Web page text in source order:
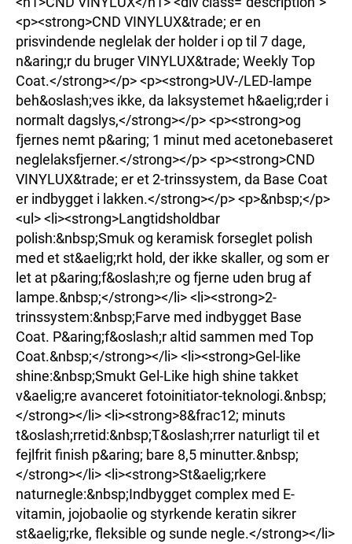
<p><strong>CND VINYLUX&trade; er en
prisvindende neglelak der holder i op til 7 dage,
n&aring;r du bruger VINYLUX&trade; Weekly Top
Coat.</strong></p> <p><strong>UV-/LED-lampe
beh&oslash;ves ikke, da laksystemet h&aelig;rder i
normalt dagslys,</strong></p> <p><strong>og
fjernes nemt p&aring; 1 minut med acetonebaseret
neglelaksfjerner.</strong></p> <p><strong>CND
VINYLUX&trade; er et 2-trinssystem, da Base Coat
er indbygget i lakken.</strong></p> <p>&nbsp;</p>
<ul> <li><strong>Langtidsholdbar
polish:&nbsp;Smuk og keramisk forseglet polish
med et st&aelig;rkt hold, der ikke skaller, og som er
let at p&aring;f&oslash;re og fjerne uden brug af
lampe.&nbsp;</strong></li> <li><strong>2-
trinssystem:&nbsp;Farve med indbygget Base
Coat. P&aring;f&oslash;r altid sammen med Top
Coat.&nbsp;</strong></li> <li><strong>Gel-like
shine:&nbsp;Smukt Gel-Like high shine takket
v&aelig;re avanceret fotoinitiator-teknologi.&nbsp;
</strong></li> <li><strong>8&frac12; minuts
t&oslash;rretid:&nbsp;T&oslash;rrer naturligt til et
fejlfrit finish p&aring; bare 8,5 minutter.&nbsp;
</strong></li> <li><strong>St&aelig;rkere
naturnegle:&nbsp;Indbygget complex med E-
vitamin, jojobaolie og styrkende keratin sikrer
st&aelig;rke, fleksible og sunde negle.</strong></li>